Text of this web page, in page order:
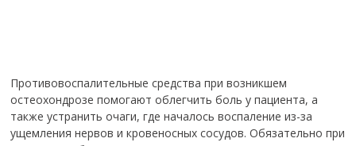
Противовоспалительные средства при возникшем
остеохондрозе помогают облегчить боль у пациента, а
также устранить очаги, где началось воспаление из-за
ущемления нервов и кровеносных сосудов. Обязательно при